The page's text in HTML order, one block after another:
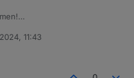
helfen könnten?
und wollte einen
dem blauen Level Converter,
eingestellt und hochgeladen
11:43